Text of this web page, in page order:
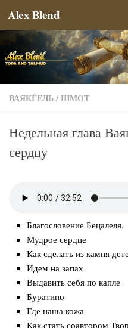
Перейти к содержимому
Alex Blend
ВАЯКЃЕЛЬ/ШМОТ
Недельная глава
сердцу
Благословение Бецалеля.
Мудрое сердце
Как сделать из камня
Идем на запах
Выдавить себя по капле
Буратино
Где наша кожа
Как стать соавтором